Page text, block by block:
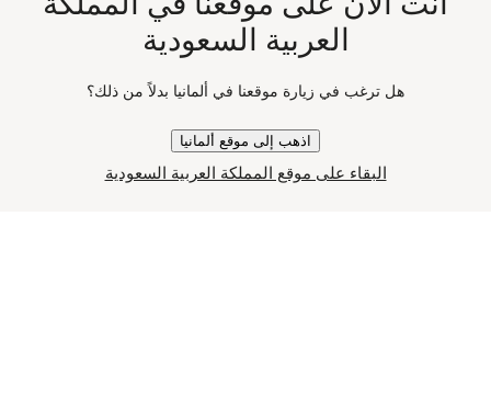
العربية السعودية
هل ترغب في زيارة موقعنا في ألمانيا بدلاً من ذلك؟
اذهب إلى موقع ألمانيا
البقاء على موقع المملكة العربية السعودية